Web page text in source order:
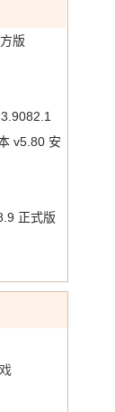
版
v5.80 安
正式版